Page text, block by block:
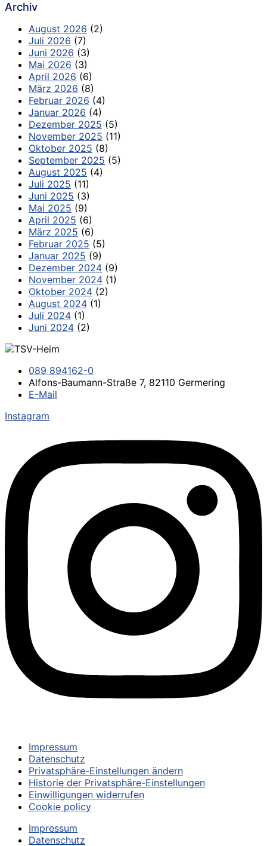
Archiv
August 2026 (2)
Juli 2026 (7)
Juni 2026 (3)
Mai 2026 (3)
April 2026 (6)
März 2026 (8)
Februar 2026 (4)
Januar 2026 (4)
Dezember 2025 (5)
November 2025 (11)
Oktober 2025 (8)
September 2025 (5)
August 2025 (4)
Juli 2025 (11)
Juni 2025 (3)
Mai 2025 (9)
April 2025 (6)
März 2025 (6)
Februar 2025 (5)
Januar 2025 (9)
Dezember 2024 (9)
November 2024 (1)
Oktober 2024 (2)
August 2024 (1)
Juli 2024 (1)
Juni 2024 (2)
089 894162-0
Alfons-Baumann-Straße 7, 82110 Germering
E-Mail
Instagram
Impressum
Datenschutz
Privatsphäre-Einstellungen ändern
Historie der Privatsphäre-Einstellungen
Einwilligungen widerrufen
Cookie policy
Impressum
Datenschutz